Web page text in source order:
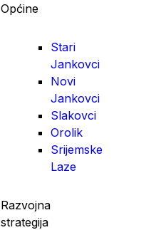
Općine
Stari
Jankovci
Novi
Jankovci
Slakovci
Orolik
Srijemske
Laze
Razvojna
strategija